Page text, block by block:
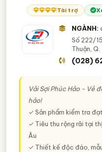
Tài trợ
NGÀNH:
Số 222/
Thuận, Q.
(028)
Vải Sợi Phúc Hảo - Vẻ
hảo!
✓ Sản phẩm kiểm tra
✓ Tiêu thu rộng rãi tại
Âu
✓ Thiết kế độc đáo,